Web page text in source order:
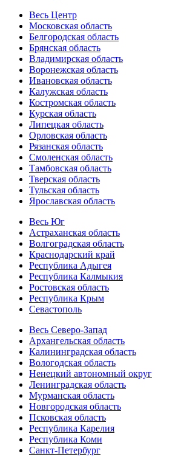
Весь Центр
Московская область
Белгородская область
Брянская область
Владимирская область
Воронежская область
Ивановская область
Калужская область
Костромская область
Курская область
Липецкая область
Орловская область
Рязанская область
Смоленская область
Тамбовская область
Тверская область
Тульская область
Ярославская область
Весь Юг
Астраханская область
Волгоградская область
Краснодарский край
Республика Адыгея
Республика Калмыкия
Ростовская область
Республика Крым
Севастополь
Весь Северо-Запад
Архангельская область
Калининградская область
Вологодская область
Ненецкий автономный округ
Ленинградская область
Мурманская область
Новгородская область
Псковская область
Республика Карелия
Республика Коми
Санкт-Петербург